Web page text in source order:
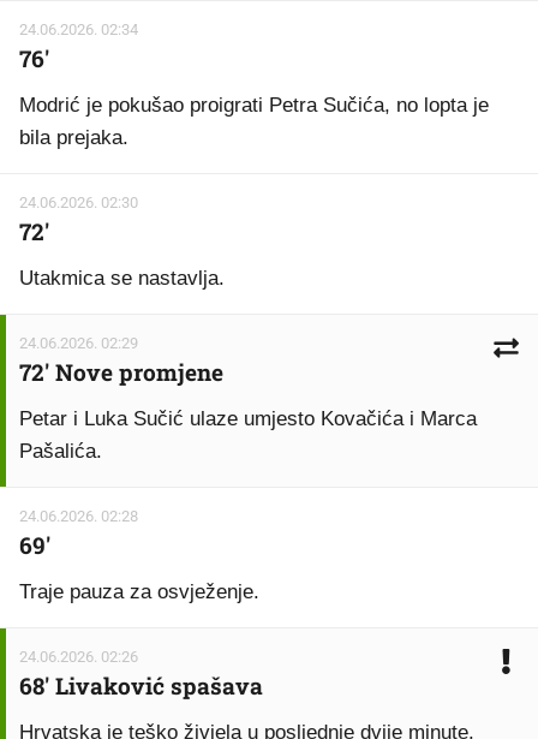
24.06.2026. 02:34
76'
Modrić je pokušao proigrati Petra Sučića, no lopta je
bila prejaka.
24.06.2026. 02:30
72'
Utakmica se nastavlja.
24.06.2026. 02:29
72' Nove promjene
Petar i Luka Sučić ulaze umjesto Kovačića i Marca
Pašalića.
24.06.2026. 02:28
69'
Traje pauza za osvježenje.
24.06.2026. 02:26
68' Livaković spašava
Hrvatska je teško živjela u posljednje dvije minute.